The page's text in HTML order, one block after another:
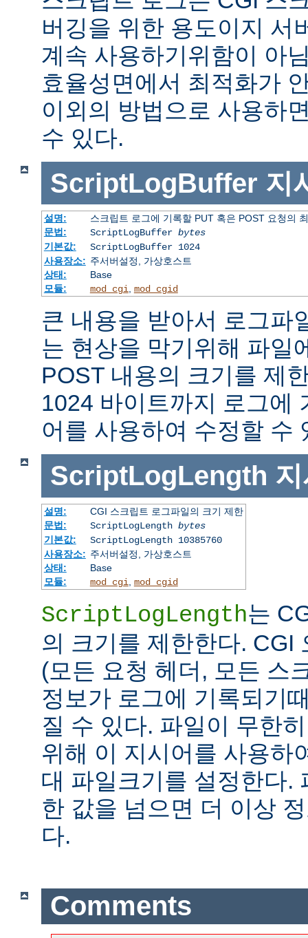
버깅을 위한 용도이지 서
계속 사용하기위함이 아
효율성면에서 최적화가
이외의 방법으로 사용하
수 있다.
ScriptLogBuffer 지
설명:
스크립트 로그에 기록할 PUT 혹은 POST 요청의
문법:
ScriptLogBuffer bytes
기본값:
ScriptLogBuffer 1024
사용장소: 주서버설정, 가상호스트
상태:
Base
모듈:
mod_cgi, mod_cgid
큰 내용을 받아서 로그파
는 현상을 막기위해 파일
POST 내용의 크기를 제
1024 바이트까지 로그에
어를 사용하여 수정할 수
ScriptLogLength
설명:
CGI 스크립트 로그파일의 크기 제한
문법:
ScriptLogLength bytes
기본값:
ScriptLogLength 10385760
사용장소: 주서버설정, 가상호스트
상태:
Base
모듈:
mod_cgi mod_cgid
ScriptLogLength는
의 크기를 제한한다. CGI
(모든 요청 헤더, 모든 스
정보가 로그에 기록되기
질 수 있다. 파일이 무한
위해 이 지시어를 사용하
대 파일크기를 설정한다.
한 값을 넘으면 더 이상
다.
Comments